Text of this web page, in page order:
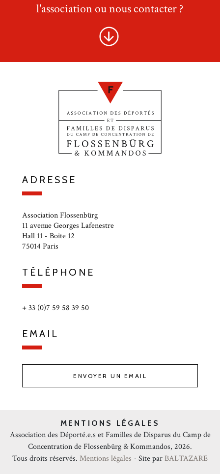
l'association ou nous contacter ?
ADRESSE
Association Flossenbürg
11 avenue Georges Lafenestre
Hall 11 - Boîte 12
75014 Paris
TÉLÉPHONE
+ 33 (0)7 59 58 39 50
EMAIL
ENVOYER UN EMAIL
MENTIONS LÉGALES
Association des Déporté.e.s et Familles de Disparus du Camp de
Concentration de Flossenbürg & Kommandos, 2026.
Tous droits réservés. Mentions légales - Site par BALTAZARE